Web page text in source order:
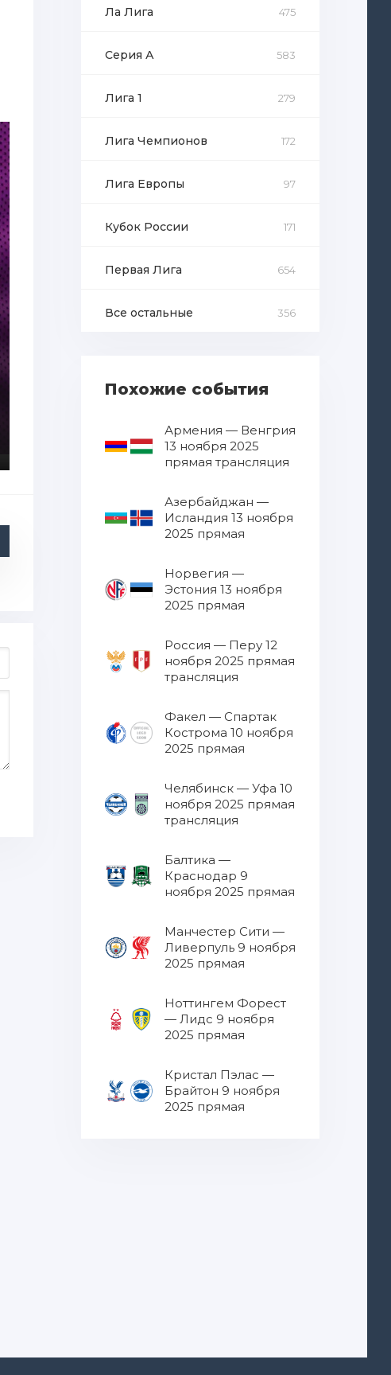
Ла Лига 475
Серия А 583
Лига 1 279
Лига Чемпионов 172
Лига Европы 97
Кубок России 171
Первая Лига 654
Все остальные 356
Похожие события
Армения — Венгрия
13 ноября 2025
прямая трансляция
Азербайджан —
Исландия 13 ноября
2025 прямая
Норвегия —
Эстония 13 ноября
2025 прямая
Россия — Перу 12
ноября 2025 прямая
трансляция
Факел — Спартак
Кострома 10 ноября
2025 прямая
Челябинск — Уфа 10
ноября 2025 прямая
трансляция
Балтика —
Краснодар 9
ноября 2025 прямая
Манчестер Сити —
Ливерпуль 9 ноября
2025 прямая
Ноттингем Форест
— Лидс 9 ноября
2025 прямая
Кристал Пэлас —
Брайтон 9 ноября
2025 прямая